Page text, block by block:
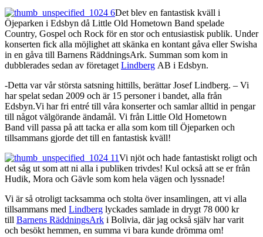
Det blev en fantastisk kväll i
Öjeparken i Edsbyn då Little Old Hometown Band spelade
Country, Gospel och Rock för en stor och entusiastisk publik. Under
konserten fick alla möjlighet att skänka en kontant gåva eller Swisha
in en gåva till Barnens RäddningsArk. Summan som kom in
dubblerades sedan av företaget Lindberg AB i Edsbyn.
-Detta var vår största satsning hittills, berättar Josef Lindberg. – Vi
har spelat sedan 2009 och är 15 personer i bandet, alla från
Edsbyn.Vi har fri entré till våra konserter och samlar alltid in pengar
till något välgörande ändamål. Vi från Little Old Hometown
Band vill passa på att tacka er alla som kom till Öjeparken och
tillsammans gjorde det till en fantastisk kväll!
Vi njöt och hade fantastiskt roligt och
det såg ut som att ni alla i publiken trivdes! Kul också att se er från
Hudik, Mora och Gävle som kom hela vägen och lyssnade!
Vi är så otroligt tacksamma och stolta över insamlingen, att vi alla
tillsammans med Lindberg lyckades samlade in drygt 78 000 kr
till Barnens RäddningsArk i Bolivia, där jag också själv har varit
och besökt hemmen, en summa vi bara kunde drömma om!